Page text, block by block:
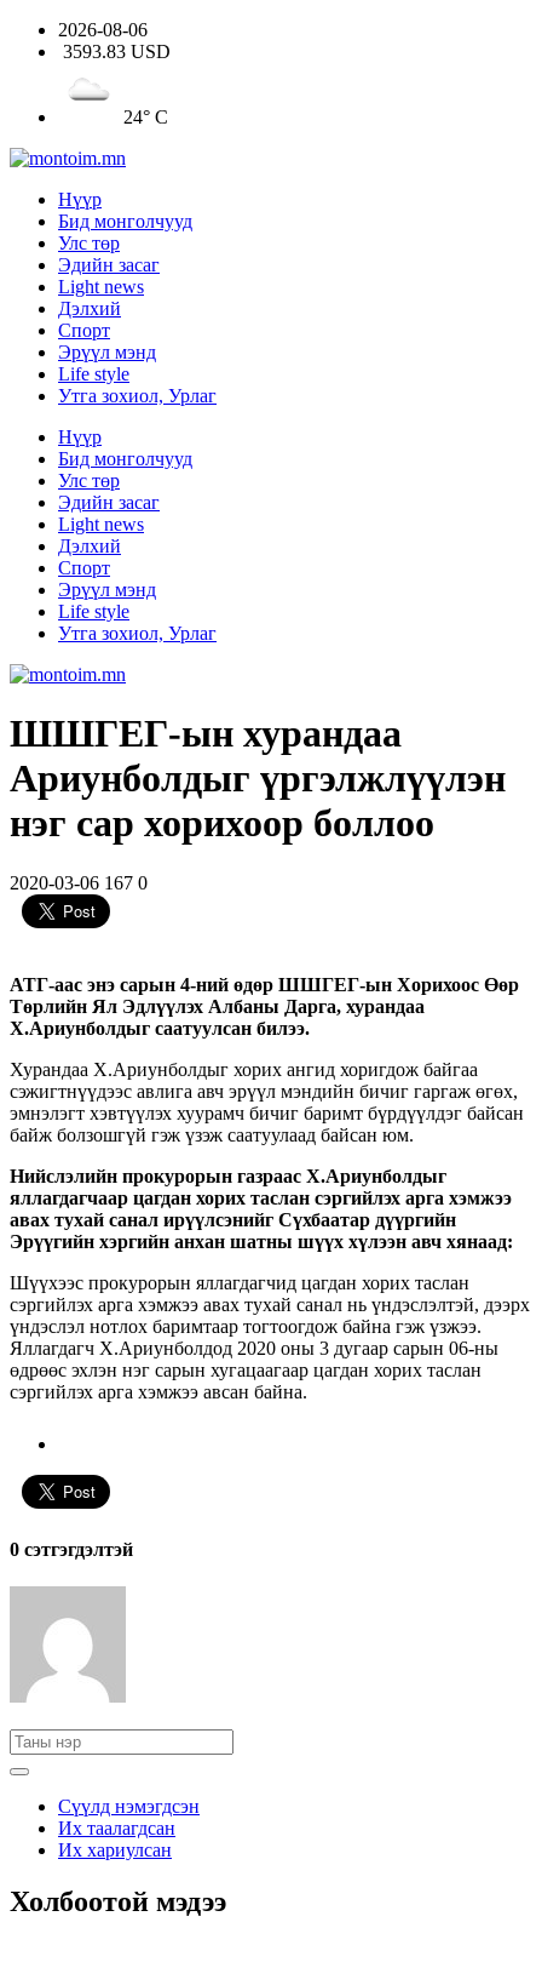
2026-08-06
3593.83 USD
24° C
Нүүр
Бид монголчууд
Улс төр
Эдийн засаг
Light news
Дэлхий
Спорт
Эрүүл мэнд
Life style
Утга зохиол, Урлаг
Нүүр
Бид монголчууд
Улс төр
Эдийн засаг
Light news
Дэлхий
Спорт
Эрүүл мэнд
Life style
Утга зохиол, Урлаг
ШШГЕГ-ын хурандаа
Ариунболдыг үргэлжлүүлэн
нэг сар хорихоор боллоо
2020-03-06 167 0
АТГ-аас энэ сарын 4-ний өдөр ШШГЕГ-ын Хорихоос Өөр
Төрлийн Ял Эдлүүлэх Албаны Дарга, хурандаа
Х.Ариунболдыг саатуулсан билээ.
Хурандаа Х.Ариунболдыг хорих ангид хоригдож байгаа
сэжигтнүүдээс авлига авч эрүүл мэндийн бичиг гаргаж өгөх,
эмнэлэгт хэвтүүлэх хуурамч бичиг баримт бүрдүүлдэг байсан
байж болзошгүй гэж үзэж саатуулаад байсан юм.
Нийслэлийн прокурорын газраас Х.Ариунболдыг
яллагдагчаар цагдан хорих таслан сэргийлэх арга хэмжээ
авах тухай санал ирүүлсэнийг Сүхбаатар дүүргийн
Эрүүгийн хэргийн анхан шатны шүүх хүлээн авч хянаад:
Шүүхээс прокурорын яллагдагчид цагдан хорих таслан
сэргийлэх арга хэмжээ авах тухай санал нь үндэслэлтэй, дээрх
үндэслэл нотлох баримтаар тогтоогдож байна гэж үзжээ.
Яллагдагч Х.Ариунболдод 2020 оны 3 дугаар сарын 06-ны
өдрөөс эхлэн нэг сарын хугацаагаар цагдан хорих таслан
сэргийлэх арга хэмжээ авсан байна.
0 cэтгэгдэлтэй
Сүүлд нэмэгдсэн
Их таалагдсан
Их хариулсан
Холбоотой мэдээ